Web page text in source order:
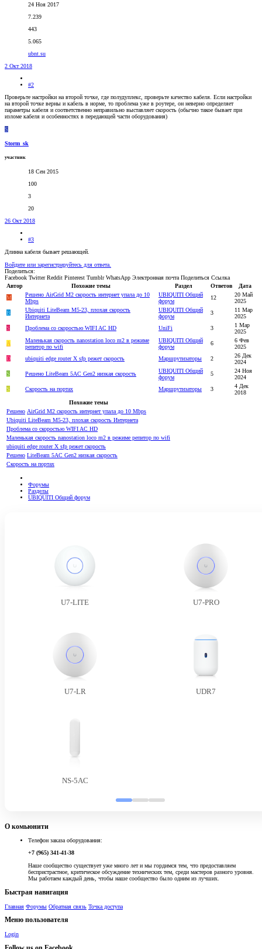
24 Ноя 2017
7.239
443
5.065
ubnt.su
2 Окт 2018
#2
Проверьте настройки на второй точке, где полудуплекс, проверьте качество кабеля. Если настройки
на второй точке верны и кабель в норме, то проблема уже в роутере, он неверно определяет
параметры кабеля и соответственно неправильно выставляет скорость (обычно такое бывает при
изломе кабеля и особенностях в передающей части оборудования)
S
Storm_sk
участник
18 Сен 2015
100
3
20
26 Окт 2018
#3
Длинна кабеля бывает решающей.
Войдите или зарегистрируйтесь для ответа.
Поделиться:
Facebook Twitter Reddit Pinterest Tumblr WhatsApp Электронная почта Поделиться Ссылка
Автор
Похожие темы Раздел Ответов
Дата
M
Решено AirGrid M2 скорость интернет упала до 10
Mbps
UBIQUITI Общий
форум
12
20 Май
2025
B
Ubiquiti LiteBeam M5-23, плохая скорость
Интернета
UBIQUITI Общий
форум
3
11 Мар
2025
S
Проблема со скоростью WIFI AC HD UniFi 3
1 Мар
2025
A
Маленькая скорость nanostation loco m2 в режиме
репитор по wifi
UBIQUITI Общий
форум
6
6 Фев
2025
D
ubiquiti edge router X sfp режет скорость Маршрутизаторы 2
26 Дек
2024
S
Решено LiteBeam 5AC Gen2 низкая скорость
UBIQUITI Общий
форум
5
24 Ноя
2024
S
Скорость на портах Маршрутизаторы 3
4 Дек
2018
Похожие темы
Решено AirGrid M2 скорость интернет упала до 10 Mbps
Ubiquiti LiteBeam M5-23, плохая скорость Интернета
Проблема со скоростью WIFI AC HD
Маленькая скорость nanostation loco m2 в режиме репитор по wifi
ubiquiti edge router X sfp режет скорость
Решено LiteBeam 5AC Gen2 низкая скорость
Скорость на портах
Форумы
Разделы
UBIQUITI Общий форум
U7-LITE U7-PRO
U7-LR UDR7
NS-5AC
О комьюнити
Телефон заказа оборудования:
+7 (965) 341-41-38
Наше сообщество существует уже много лет и мы гордимся тем, что предоставляем
беспристрастное, критическое обсуждение технических тем, среди мастеров разного уровня.
Мы работаем каждый день, чтобы наше сообщество было одним из лучших.
Быстрая навигация
Главная Форумы Обратная связь Точка доступа
Меню пользователя
Login